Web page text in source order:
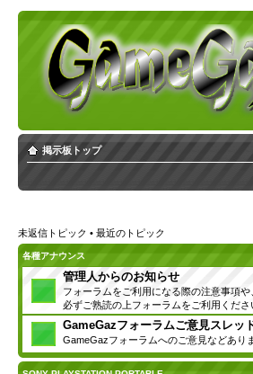
掲示板トップ
未返信トピック • 最近のトピック
各種アナウンス
管理人からのお知らせ
フォーラムをご利用になる際の注意事項
必ずご熟読の上フォーラムをご利用くださ
GameGazフォーラムご意見スレッ
GameGazフォーラムへのご意見などあり